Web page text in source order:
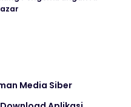
Media Siber